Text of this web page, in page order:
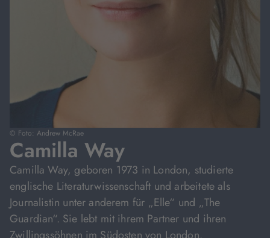
© Foto: Andrew McRae
Camilla Way
Camilla Way, geboren 1973 in London, studierte
englische Literaturwissenschaft und arbeitete als
Journalistin unter anderem für „Elle“ und „The
Guardian“. Sie lebt mit ihrem Partner und ihren